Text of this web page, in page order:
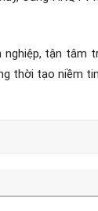
tận tâm
thời tạo niềm